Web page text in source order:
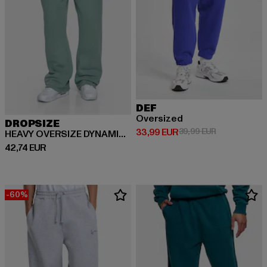
DROPSIZE
HEAVY OVERSIZE DYNAMIC HD LOGO
42,74 EUR
Derzeitiger Preis: 42,74 EUR
DEF
Oversized
33,99 EUR
Derzeitiger Preis: 33,99 EUR
39,99 EURAktionspreis:
-60%